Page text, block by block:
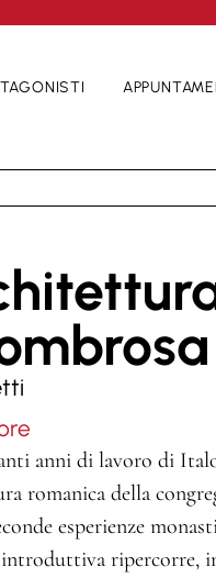
anni di lavoro di
romanica della
esperienze
ripercorre,